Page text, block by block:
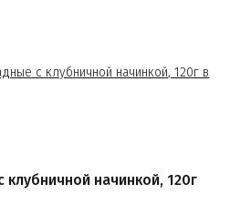
начинкой, 120г